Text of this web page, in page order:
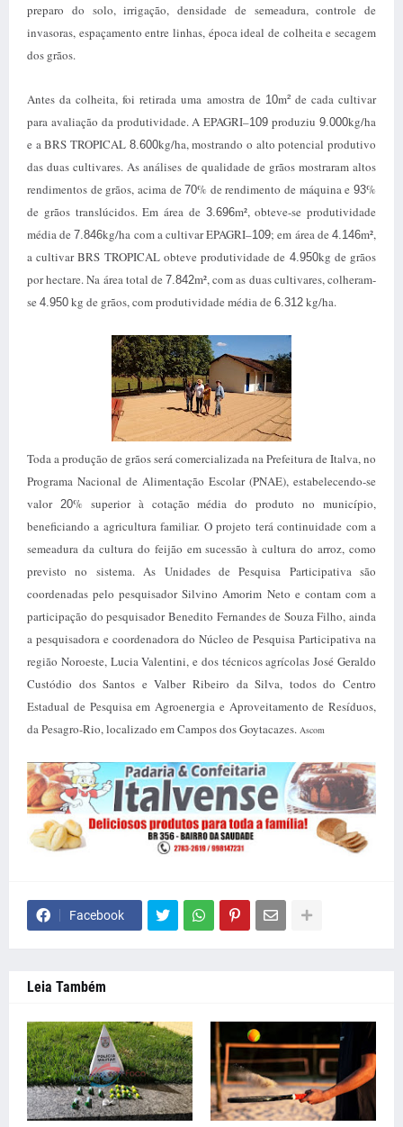
preparo do solo, irrigação, densidade de semeadura, controle de
invasoras, espaçamento entre linhas, época ideal de colheita e secagem
dos grãos.
Antes da colheita, foi retirada uma amostra de 10m²de cada cultivar
para avaliação da produtividade. A EPAGRI–109 produziu9.000kg/ha
e a BRS TROPICAL 8.600kg/ha, mostrando o alto potencial produtivo
das duas cultivares. As análises de qualidade de grãos mostraram altos
rendimentos de grãos, acima de70% de rendimento de máquina e93%
de grãos translúcidos. Em área de 3.696m², obteve-se produtividade
média de7.846kg/ha com a cultivar EPAGRI–109; em área de4.146m²,
a cultivar BRS TROPICAL obteve produtividade de 4.950kg de grãos
por hectare. Na área total de7.842m², com as duas cultivares, colheram-
se 4.950 kg de grãos, com produtividade média de 6.312 kg/ha.
Toda a produção de grãos será comercializada na Prefeitura de Italva, no
Programa Nacional de Alimentação Escolar (PNAE), estabelecendo-se
valor 20% superior à cotação média do produto no município,
beneficiando a agricultura familiar. O projeto terá continuidade com a
semeadura da cultura do feijão em sucessão à cultura do arroz, como
previsto no sistema. As Unidades de Pesquisa Participativa são
coordenadas pelo pesquisador Silvino Amorim Neto e contam com a
participação do pesquisador Benedito Fernandes de Souza Filho, ainda
a pesquisadora e coordenadora do Núcleo de Pesquisa Participativa na
região Noroeste, Lucia Valentini, e dos técnicos agrícolas José Geraldo
Custódio dos Santos e Valber Ribeiro da Silva, todos do Centro
Estadual de Pesquisa em Agroenergia e Aproveitamento de Resíduos,
da Pesagro-Rio, localizado em Campos dos Goytacazes. Ascom
Facebook
Leia Também